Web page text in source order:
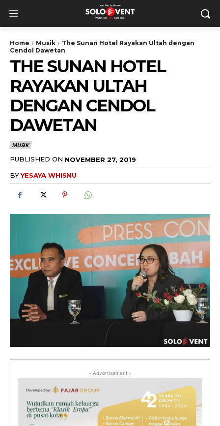
Home Musik
The Sunan Hotel Rayakan Ultah dengan
Cendol Dawetan
THE SUNAN HOTEL
RAYAKAN ULTAH
DENGAN CENDOL
DAWETAN
MUSIK
PUBLISHED ON NOVEMBER 27, 2019
BYYESAYA WHISNU
- Advertisement -